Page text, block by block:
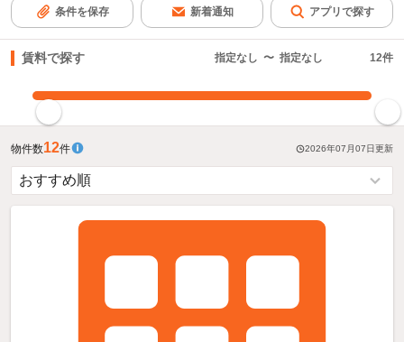
条件を保存 新着通知 アプリで探す
賃料で探す 指定なし 〜 指定なし 12件
物件数12件 2026年07月07日更新